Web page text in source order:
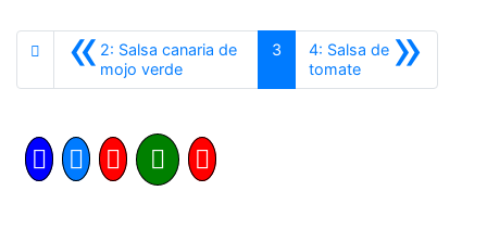
«2: Salsa canaria de
mojo verdeAnterior
3 »
4: Salsa de
tomateSiguiente